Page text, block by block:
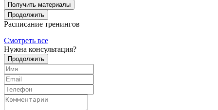
Получить материалы
Продолжить
Расписание тренингов
Смотреть все
Нужна консультация?
Продолжить